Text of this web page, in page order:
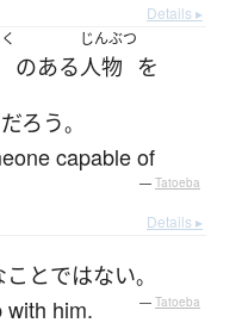
Details ▸
のある
じんぶつ
人物 を
だろう。
capable of
— Tatoeba
Details ▸
ことではない。
with him. — Tatoeba